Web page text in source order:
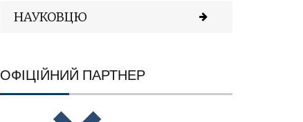
НАУКОВЦЮ
ОФІЦІЙНИЙ ПАРТНЕР